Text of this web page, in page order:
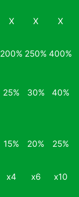
X X X
200% 250% 400%
25% 30% 40%
15% 20% 25%
x4 x6
x10